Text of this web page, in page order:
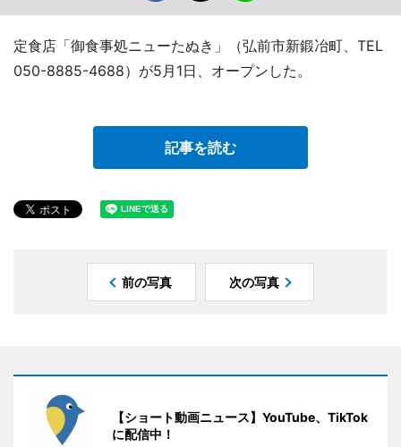
定食店「御食事処ニューたぬき」（弘前市新鍛冶町、TEL
050-8885-4688）が5月1日、オープンした。
記事を読む
前の写真 次の写真
【ショート動画ニュース】YouTube、TikTok
に配信中！